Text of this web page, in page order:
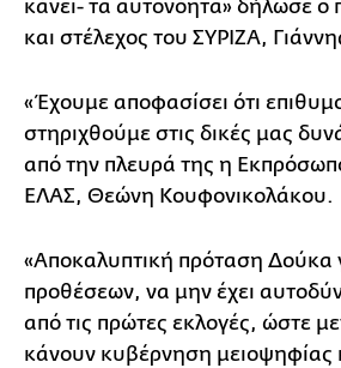
κάνει- τα αυτονόητα» δήλωσε
και στέλεχος του ΣΥΡΙΖΑ,
«Έχουμε αποφασίσει ότι
στηριχθούμε στις δικές μας
από την πλευρά της η
ΕΛΑΣ, Θεώνη Κουφονικολάκου.
«Αποκαλυπτική πρόταση Δούκα
προθέσεων, να μην έχει
από τις πρώτες εκλογές, ώστε
κάνουν κυβέρνηση μειοψηφίας